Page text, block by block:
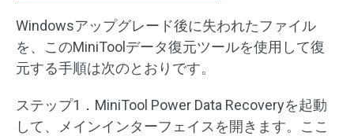
Windowsアップグレード後に失われたファイル
を、このMiniToolデータ復元ツールを使用して復
元する手順は次のとおりです。
ステップ1．MiniTool Power Data Recoveryを起動
して、メインインターフェイスを開きます。ここ